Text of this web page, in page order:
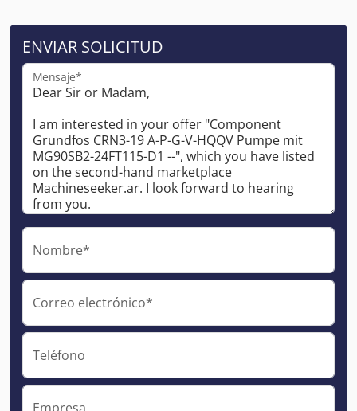
ENVIAR SOLICITUD
Mensaje*
Nombre*
Correo electrónico*
Teléfono